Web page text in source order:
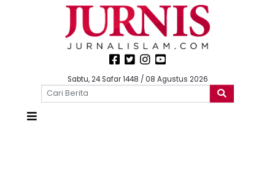
Sabtu, 24 Safar 1448 / 08 Agustus 2026